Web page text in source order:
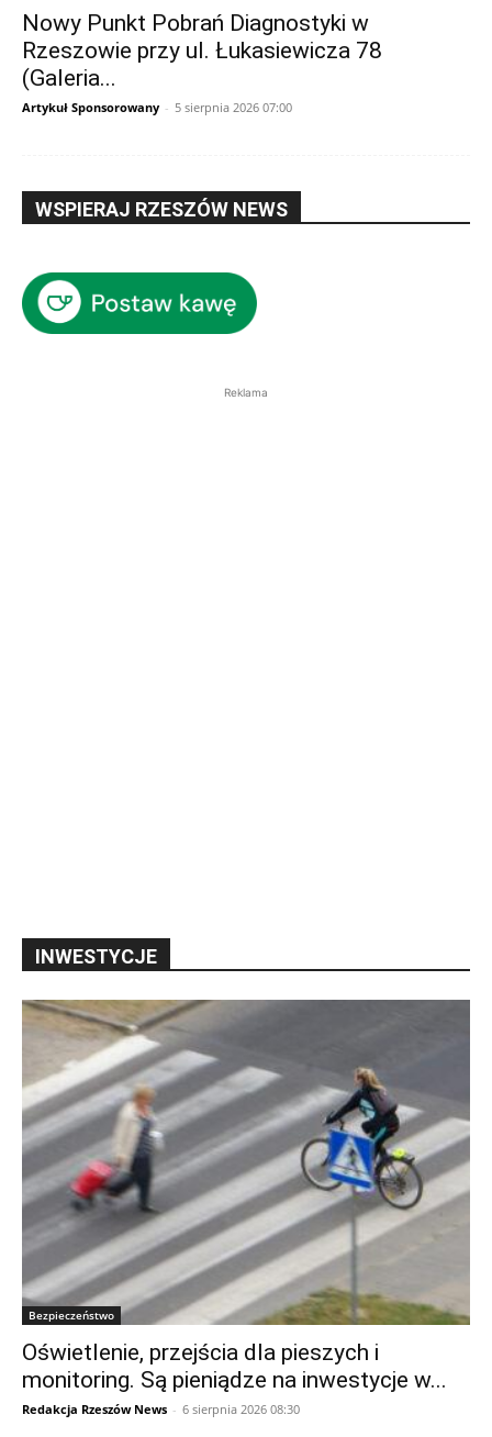
Nowy Punkt Pobrań Diagnostyki w
Rzeszowie przy ul. Łukasiewicza 78
(Galeria...
Artykuł Sponsorowany - 5 sierpnia 2026 07:00
WSPIERAJ RZESZÓW NEWS
Reklama
INWESTYCJE
Bezpieczeństwo
Oświetlenie, przejścia dla pieszych i
monitoring. Są pieniądze na inwestycje w...
Redakcja Rzeszów News - 6 sierpnia 2026 08:30